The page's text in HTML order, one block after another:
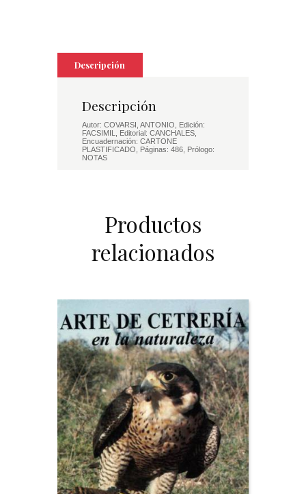
Descripción
Descripción
Autor: COVARSI, ANTONIO, Edición:
FACSIMIL, Editorial: CANCHALES,
Encuadernación: CARTONE
PLASTIFICADO, Páginas: 486, Prólogo:
NOTAS
Productos
relacionados